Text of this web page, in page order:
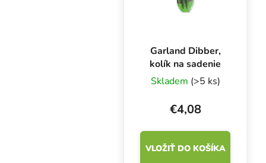
Garland Dibber,
kolík na sadenie
Skladem (>5 ks)
€4,08
VLOŽIŤ DO KOŠÍKA